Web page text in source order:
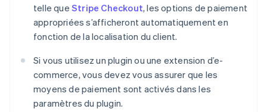
telle que Stripe Checkout, les options de paiement
appropriées s’afficheront automatiquement en
fonction de la localisation du client.
Si vous utilisez un plugin ou une extension d’e-
commerce, vous devez vous assurer que les
moyens de paiement sont activés dans les
paramètres du plugin.